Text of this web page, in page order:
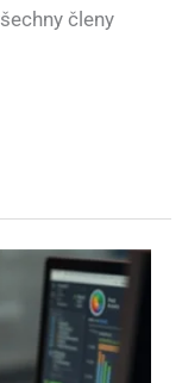
členy